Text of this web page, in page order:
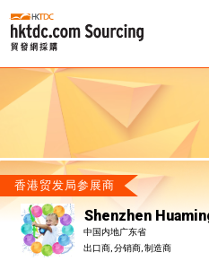
香港贸发局参展商
Shenzhen
中国内地广东省
出口商, 分销商, 制造商